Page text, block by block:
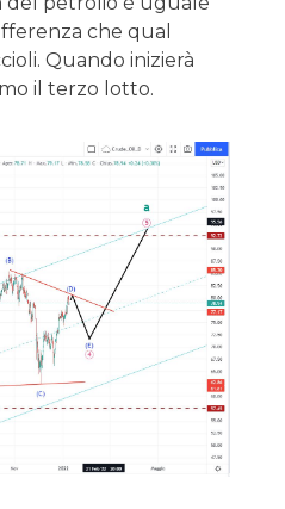
che qual
Quando inizierà
il terzo lotto.